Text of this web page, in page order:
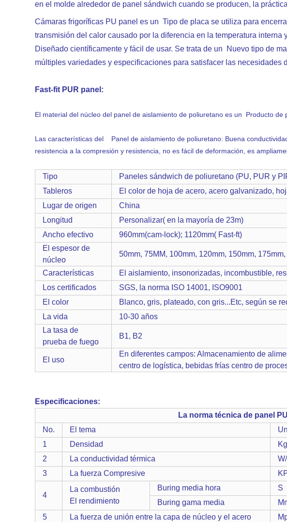
en el molde alrededor de panel sándwich cuando se producen, la
Cámaras frigoríficas PU panel es un Tipo de placa se utiliza para
transmisión del calor causado por la diferencia en la temperatura
Diseñado científicamente y fácil de usar. Se trata de un Nuevo tipo de
múltiples variedades y especificaciones para satisfacer las necesidades
Fast-fit PUR panel:
El material del núcleo del panel de aislamiento de poliuretano es un Producto
Las características del Panel de aislamiento de poliuretano: Buena
resistencia a la compresión y resistencia, no es fácil de deformación, es
Tipo
Paneles sándwich de poliuretano (PU, PUR y
Tableros
El color de hoja de acero, acero galvanizado,
Lugar de origen
China
Longitud
Personalizar( en la mayoría de 23m)
Ancho efectivo
960mm(cam-lock); 1120mm( Fast-ft)
El espesor de
núcleo
50mm, 75MM, 100mm, 120mm, 150mm,
Características
El aislamiento, insonorizadas, incombustible,
Los certificados
SGS, la norma ISO 14001, ISO9001
El color
Blanco, gris, plateado, con gris...Etc, según se
La vida
10-30 años
La tasa de
prueba de fuego
B1, B2
El uso
En diferentes campos: Almacenamiento de
centro de logística, bebidas frías centro de
Especificaciones:
La norma técnica de panel
No.
El tema
1
Densidad
2
La conductividad térmica
3
La fuerza Compresive
4
La combustión
El rendimiento
Buring media hora S
Buring gama media
5
La fuerza de unión entre la capa de núcleo y el acero